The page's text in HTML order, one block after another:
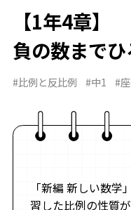
【1年4章】
負の数まで
#比例と反比例 #中1 #
「新編 新しい数
習した比例の性質